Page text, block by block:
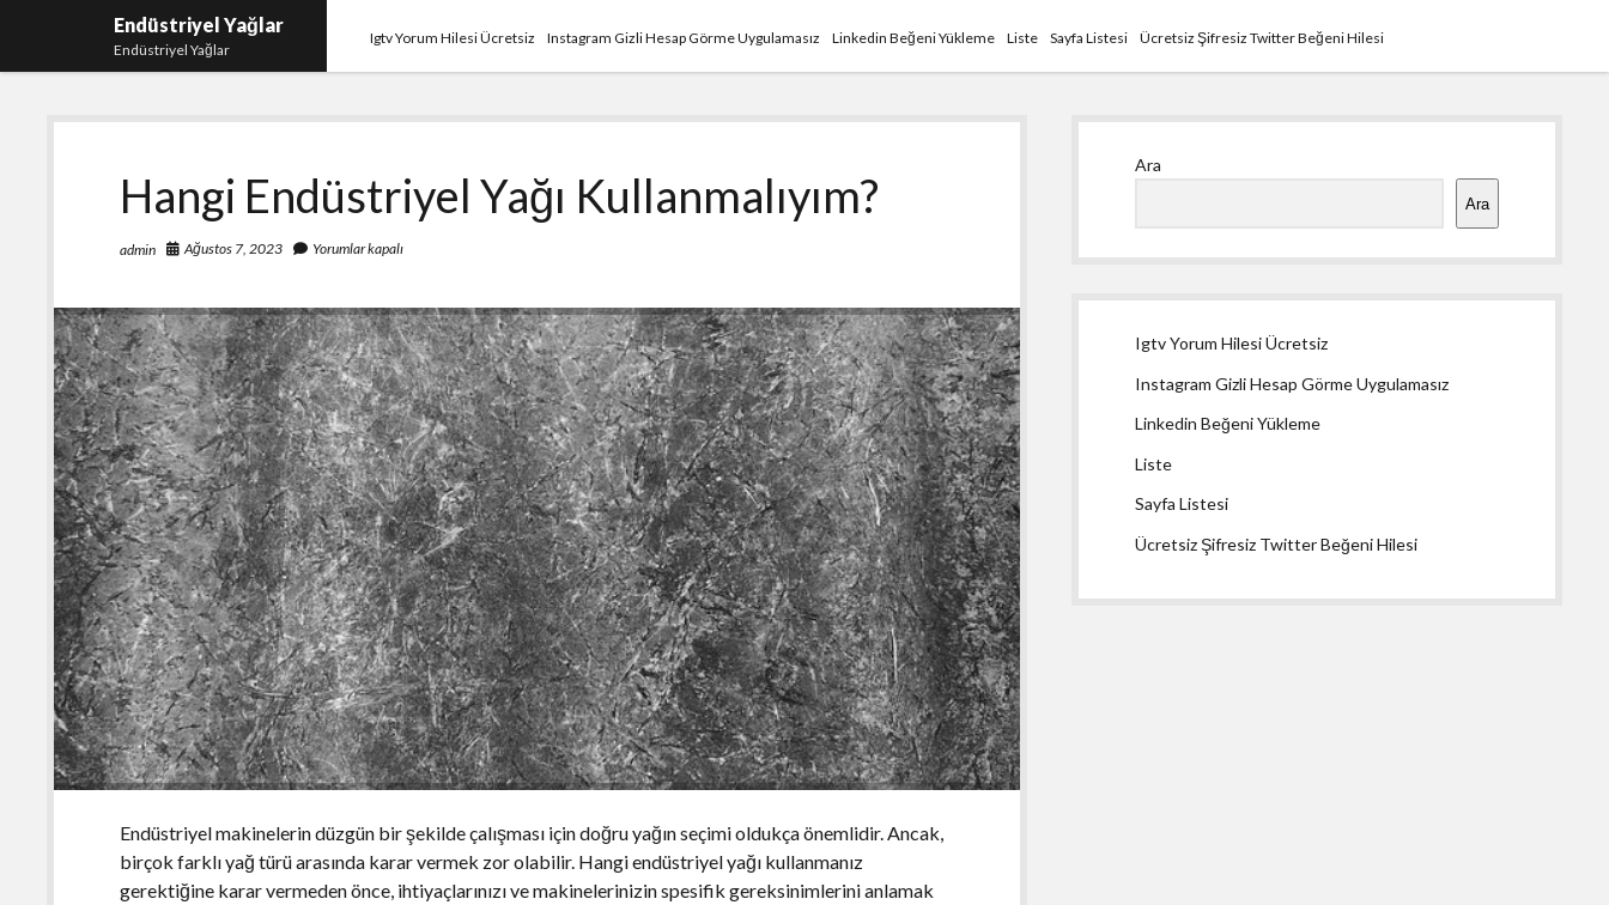
Endüstriyel Yağlar
Endüstriyel Yağlar
Igtv Yorum Hilesi Ücretsiz Instagram Gizli Hesap Görme Uygulamasız Linkedin Beğeni Yükleme Liste Sayfa Listesi Ücretsiz Şifresiz Twitter Beğeni Hilesi
Hangi Endüstriyel Yağı Kullanmalıyım?
admin Ağustos 7, 2023 Yorumlar kapalı
Endüstriyel makinelerin düzgün bir şekilde çalışması için doğru yağın seçimi oldukça önemlidir. Ancak,
birçok farklı yağ türü arasında karar vermek zor olabilir. Hangi endüstriyel yağı kullanmanız
gerektiğine karar vermeden önce, ihtiyaçlarınızı ve makinelerinizin spesifik gereksinimlerini anlamak
Ara
Ara
Igtv Yorum Hilesi Ücretsiz
Instagram Gizli Hesap Görme Uygulamasız
Linkedin Beğeni Yükleme
Liste
Sayfa Listesi
Ücretsiz Şifresiz Twitter Beğeni Hilesi